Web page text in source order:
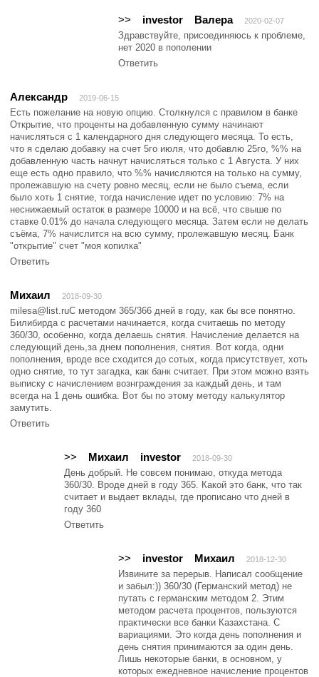
Валера
>> investor 2020-02-07
Здравствуйте, присоединяюсь к проблеме,
нет 2020 в пополении
Ответить
Александр 2019-06-15
Есть пожелание на новую опцию. Столкнулся с правилом в банке
Открытие, что проценты на добавленную сумму начинают
начисляться с 1 календарного дня следующего месяца. То есть,
что я сделаю добавку на счет 5го июля, что добавлю 25го, %% на
добавленную часть начнут начисляться только с 1 Августа. У них
еще есть одно правило, что %% начисляются на только на сумму,
пролежавшую на счету ровно месяц, если не было съема, если
было хоть 1 снятие, тогда начисление идет по условию: 7% на
неснижаемый остаток в размере 10000 и на всё, что свыше по
ставке 0.01% до начала следующего месяца. Затем если не делать
съёма, 7% начислится на всю сумму, пролежавшую месяц. Банк
"открытие" счет "моя копилка"
Ответить
Михаил 2018-09-30
milesa@list.ruС методом 365/366 дней в году, как бы все понятно.
Билибирда с расчетами начинается, когда считаешь по методу
360/30, особенно, когда делаешь снятия. Начисление делается на
следующий день,за днем пополнения, снятия. Вот когда, одни
пополнения, вроде все сходится до сотых, когда присутствует, хоть
одно снятие, то тут загадка, как банк считает. При этом можно взять
выписку с начислением вознграждения за каждый день, и там
всегда на 1 день ошибка. Вот бы по этому методу калькулятор
замутить.
Ответить
investor
>> Михаил 2018-09-30
День добрый. Не совсем понимаю, откуда метода
360/30. Вроде дней в году 365. Какой это банк, что так
считает и выдает вклады, где прописано что дней в
году 360
Ответить
Михаил
>> investor 2018-12-30
Извините за перерыв. Написал сообщение
и забыл:)) 360/30 (Германский метод) не
путать с германским методом 2. Этим
методом расчета процентов, пользуются
практически все банки Казахстана. С
вариациями. Это когда день пополнения и
день снятия принимаются за один день.
Лишь некоторые банки, в основном, у
которых ежедневное начисление процентов